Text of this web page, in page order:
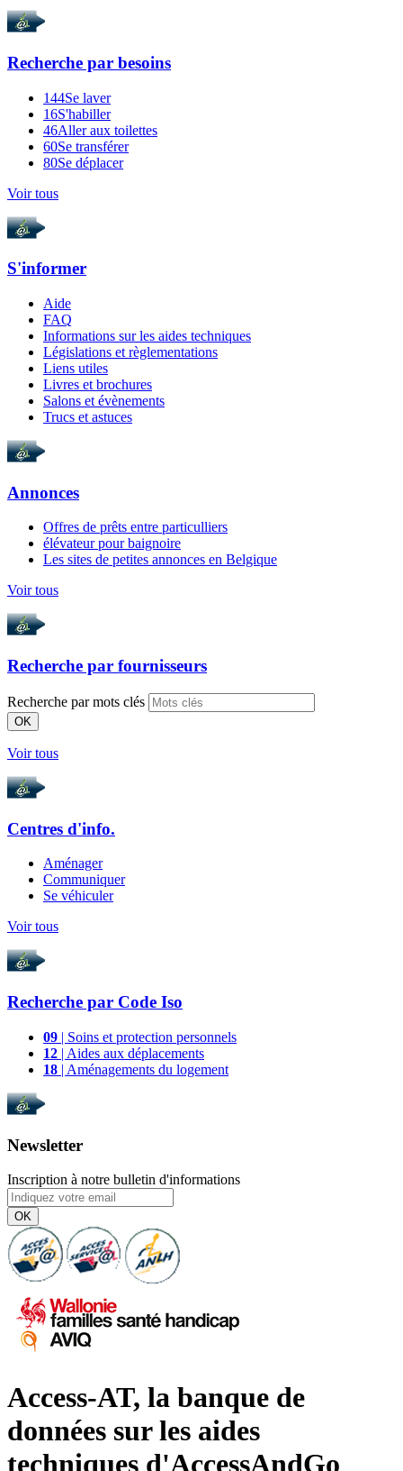
Recherche par besoins
144Se laver
16S'habiller
46Aller aux toilettes
60Se transférer
80Se déplacer
Voir tous
S'informer
Aide
FAQ
Informations sur les aides techniques
Législations et règlementations
Liens utiles
Livres et brochures
Salons et évènements
Trucs et astuces
Annonces
Offres de prêts entre particulliers
élévateur pour baignoire
Les sites de petites annonces en Belgique
Voir tous
Recherche par fournisseurs
Recherche par mots clés
OK
Voir tous
Centres d'info.
Aménager
Communiquer
Se véhiculer
Voir tous
Recherche par Code Iso
09 | Soins et protection personnels
12 | Aides aux déplacements
18 | Aménagements du logement
Newsletter
Inscription à notre bulletin d'informations
OK
Access-AT, la banque de
données sur les aides
techniques d'AccessAndGo